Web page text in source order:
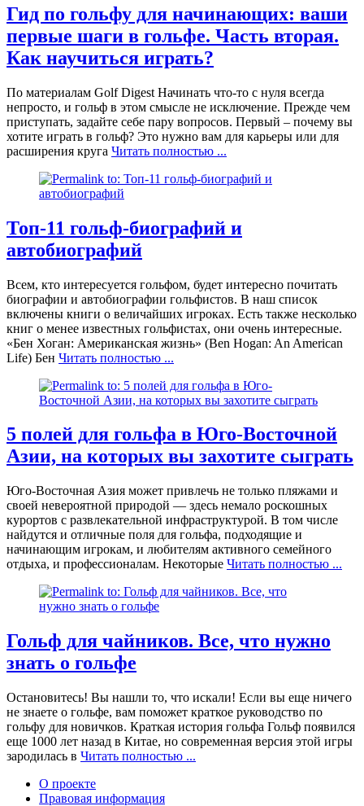
Гид по гольфу для начинающих: ваши
первые шаги в гольфе. Часть вторая.
Как научиться играть?
По материалам Golf Digest Начинать что-то с нуля всегда
непросто, и гольф в этом смысле не исключение. Прежде чем
приступать, задайте себе пару вопросов. Первый – почему вы
хотите играть в гольф? Это нужно вам для карьеры или для
расширения круга Читать полностью ...
Топ-11 гольф-биографий и
автобиографий
Всем, кто интересуется гольфом, будет интересно почитать
биографии и автобиографии гольфистов. В наш список
включены книги о величайших игроках. Есть также несколько
книг о менее известных гольфистах, они очень интересные.
«Бен Хоган: Американская жизнь» (Ben Hogan: An American
Life) Бен Читать полностью ...
5 полей для гольфа в Юго-Восточной
Азии, на которых вы захотите сыграть
Юго-Восточная Азия может привлечь не только пляжами и
своей невероятной природой — здесь немало роскошных
курортов с развлекательной инфраструктурой. В том числе
найдутся и отличные поля для гольфа, подходящие и
начинающим игрокам, и любителям активного семейного
отдыха, и профессионалам. Некоторые Читать полностью ...
Гольф для чайников. Все, что нужно
знать о гольфе
Остановитесь! Вы нашли то, что искали! Если вы еще ничего
не знаете о гольфе, вам поможет краткое руководство по
гольфу для новичков. Краткая история гольфа Гольф появился
еще 1000 лет назад в Китае, но современная версия этой игры
зародилась в Читать полностью ...
О проекте
Правовая информация